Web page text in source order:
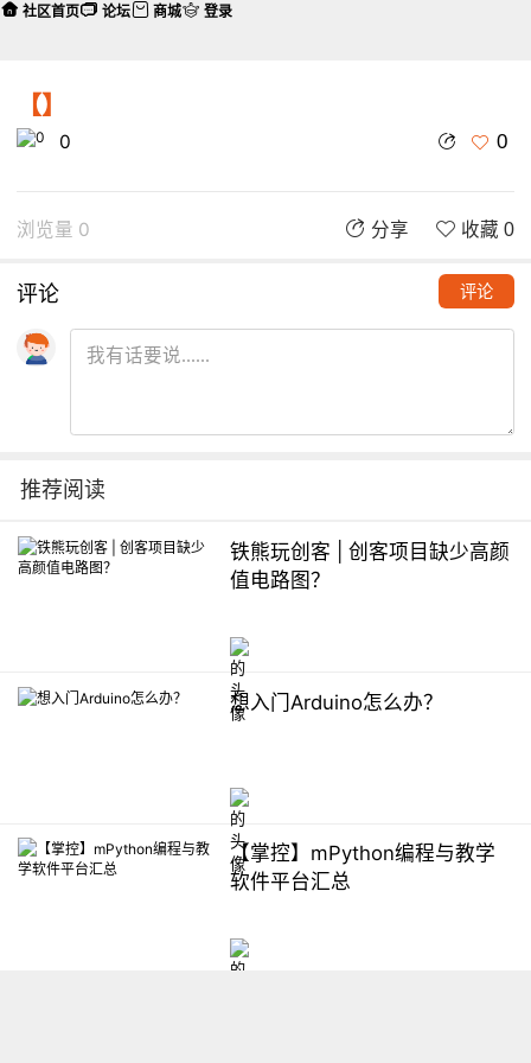
【】
0 0
浏览量 0 分享 收藏 0
评论 评论
推荐阅读
铁熊玩创客 | 创客项目缺少高颜
值电路图？
想入门Arduino怎么办？
【掌控】mPython编程与教学
软件平台汇总
社区首页 论坛 商城 登录